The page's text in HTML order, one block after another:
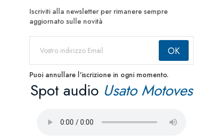
Iscriviti alla newsletter per rimanere sempre
aggiornato sulle novità
Puoi annullare l'iscrizione in ogni momento.
Spot audio Usato Motoves